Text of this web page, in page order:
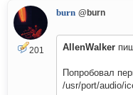
201
burn @burn
AllenWalker
Попробовал
/usr/port/audio/